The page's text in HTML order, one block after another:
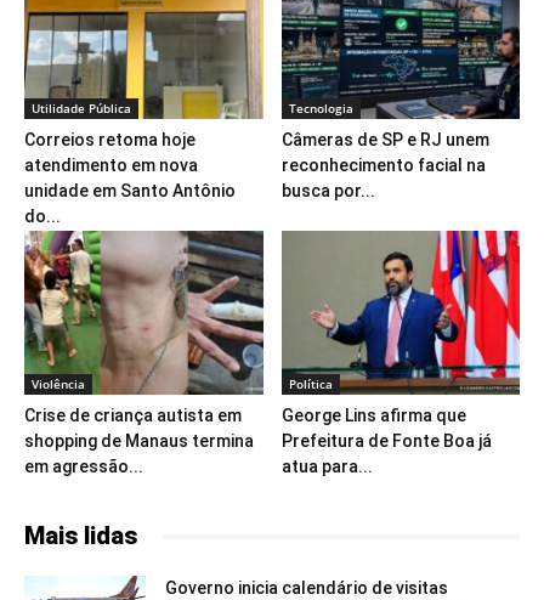
Utilidade Pública
Correios retoma hoje
atendimento em nova
unidade em Santo Antônio
do...
Tecnologia
Câmeras de SP e RJ unem
reconhecimento facial na
busca por...
Violência
Crise de criança autista em
shopping de Manaus termina
em agressão...
Política
George Lins afirma que
Prefeitura de Fonte Boa já
atua para...
Mais lidas
Governo inicia calendário de visitas